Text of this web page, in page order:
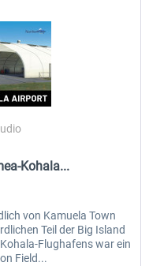
Kohala...
von Kamuela Town
Teil der Big Island
Flughafens war ein
Field...